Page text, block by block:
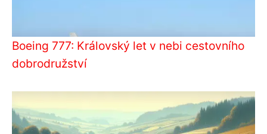
Boeing 777: Královský let v nebi cestovního
dobrodružství